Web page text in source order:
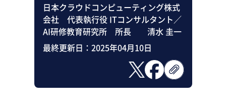
日本クラウドコンピューティング株式
会社 代表執行役 ITコンサルタント／
AI研修教育研究所 所長 清水 圭一
最終更新日： 2025年04月10日